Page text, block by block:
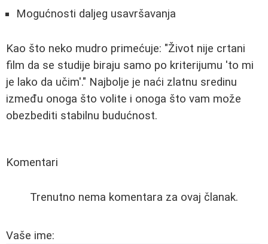
Mogućnosti daljeg usavršavanja
Kao što neko mudro primećuje: "Život nije crtani
film da se studije biraju samo po kriterijumu 'to mi
je lako da učim'." Najbolje je naći zlatnu sredinu
između onoga što volite i onoga što vam može
obezbediti stabilnu budućnost.
Komentari
Trenutno nema komentara za ovaj članak.
Vaše ime: